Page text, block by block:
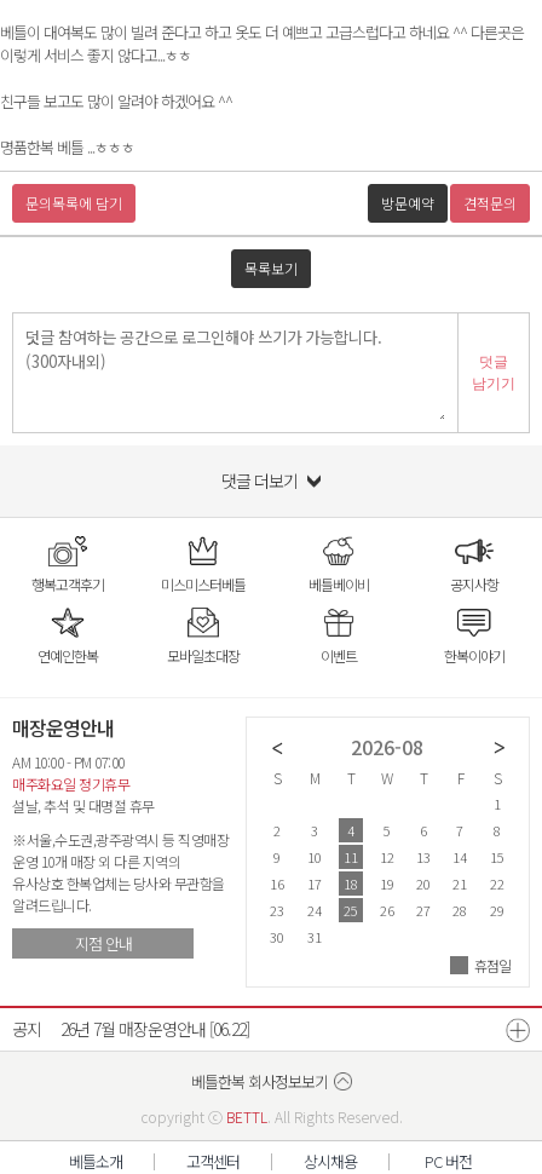
베틀이 대여복도 많이 빌려 준다고 하고 옷도 더 예쁘고 고급스럽다고 하네요 ^^ 다른곳은
이렇게 서비스 좋지 않다고...ㅎㅎ
친구들 보고도 많이 알려야 하겠어요 ^^
명품한복 베틀 ...ㅎㅎㅎ
문의목록에 담기 방문예약 견적문의
목록보기
덧글
남기기
댓글 더보기
행복고객후기 미스미스터베틀 베틀베이비 공지사항
연예인한복 모바일초대장 이벤트 한복이야기
매장운영안내
AM 10:00 - PM 07:00
매주화요일 정기휴무
설날, 추석 및 대명절 휴무
※서울,수도권,광주광역시 등 직영매장
운영 10개 매장 외 다른 지역의
유사상호 한복업체는 당사와 무관함을
알려드립니다.
지점 안내
2026-07
S M T W
1
5
7 8 9 10
12
13 14 15 16
19
20 21 22 23 24
26
27 28
2026-08
S M T W T F S
1
2
3 4 5 6 7
8
9
10 11 12 13 14
15
16
17 18 19 20 21
22
23
24 25 26 27 28
29
30
31
휴점일
공지
[07.21]
26년 7월 매장운영안내 [06.22]
광주광역시점 확장이전안내[12.17]
베스트리워드 선정자 발표[07.18]
베틀한복 매장운영시간 변경안내 [12.26]
베틀한복 회사정보보기
copyright ⓒ BETTL . All Rights Reserved.
베틀소개 고객센터 상시채용 PC 버전